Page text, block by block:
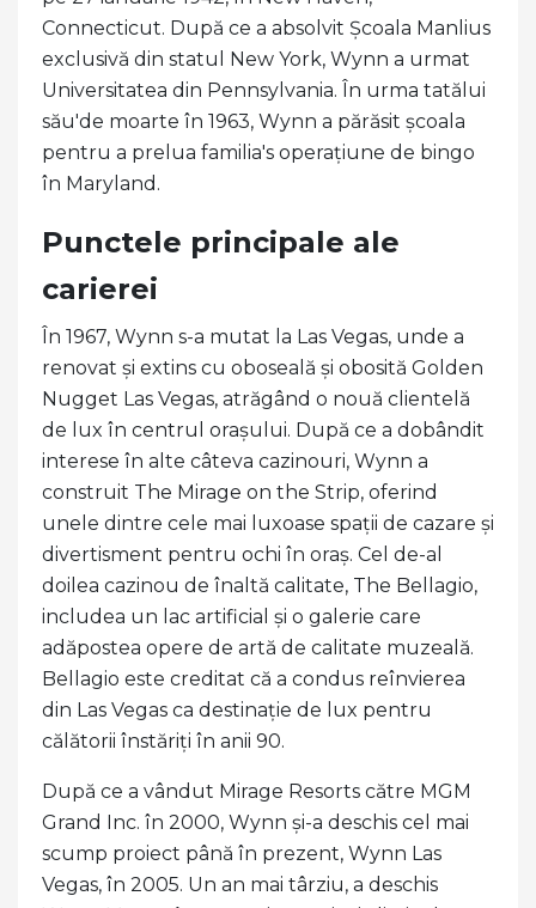
Connecticut. După ce a absolvit Școala Manlius
exclusivă din statul New York, Wynn a urmat
Universitatea din Pennsylvania. În urma tatălui
său'de moarte în 1963, Wynn a părăsit școala
pentru a prelua familia's operațiune de bingo
în Maryland.
Punctele principale ale
carierei
În 1967, Wynn s-a mutat la Las Vegas, unde a
renovat și extins cu oboseală și obosită Golden
Nugget Las Vegas, atrăgând o nouă clientelă
de lux în centrul orașului. După ce a dobândit
interese în alte câteva cazinouri, Wynn a
construit The Mirage on the Strip, oferind
unele dintre cele mai luxoase spații de cazare și
divertisment pentru ochi în oraș. Cel de-al
doilea cazinou de înaltă calitate, The Bellagio,
includea un lac artificial și o galerie care
adăpostea opere de artă de calitate muzeală.
Bellagio este creditat că a condus reînvierea
din Las Vegas ca destinație de lux pentru
călătorii înstăriți în anii 90.
După ce a vândut Mirage Resorts către MGM
Grand Inc. în 2000, Wynn și-a deschis cel mai
scump proiect până în prezent, Wynn Las
Vegas, în 2005. Un an mai târziu, a deschis